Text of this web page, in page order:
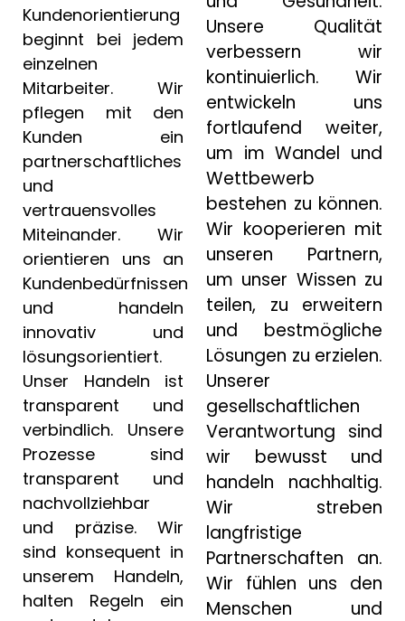
Kundenorientierung
beginnt bei jedem
einzelnen
Mitarbeiter. Wir
pflegen mit den
Kunden ein
partnerschaftliches
und
vertrauensvolles
Miteinander. Wir
orientieren uns an
Kundenbedürfnissen
und handeln
innovativ und
lösungsorientiert.
Unser Handeln ist
transparent und
verbindlich. Unsere
Prozesse sind
transparent und
nachvollziehbar
und präzise. Wir
sind konsequent in
unserem Handeln,
halten Regeln ein
Unsere Qualität
verbessern wir
kontinuierlich. Wir
entwickeln uns
fortlaufend weiter,
um im Wandel und
Wettbewerb
bestehen zu können.
Wir kooperieren mit
unseren Partnern,
um unser Wissen zu
teilen, zu erweitern
und bestmögliche
Lösungen zu erzielen.
Unserer
gesellschaftlichen
Verantwortung sind
wir bewusst und
handeln nachhaltig.
Wir streben
langfristige
Partnerschaften an.
Wir fühlen uns den
Menschen und